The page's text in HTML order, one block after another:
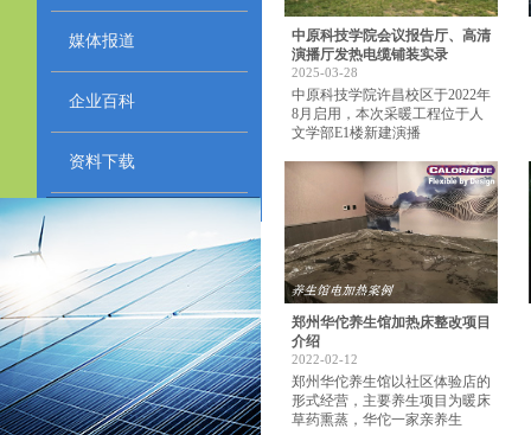
中原科技学院会议报告厅、高清
演播厅发热电缆铺装实录
2025-03-28
中原科技学院许昌校区于2022年
8月启用，本次采暖工程位于人
文学部E1楼新建演播
郑州华佗养生馆加热床整改项目
介绍
2022-02-12
郑州华佗养生馆以社区体验店的
形式经营，主要养生项目为暖床
草药熏蒸，华佗一家亲养生
媒体报道
企业百科
资料下载